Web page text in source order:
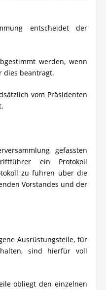
entscheidet der
werden, wenn
dies beantragt.
vom Präsidenten
gefassten
ein Protokoll
zu führen über die
Vorstandes und der
Ausrüstungsteile, für
sind hierfür voll
obliegt den einzelnen